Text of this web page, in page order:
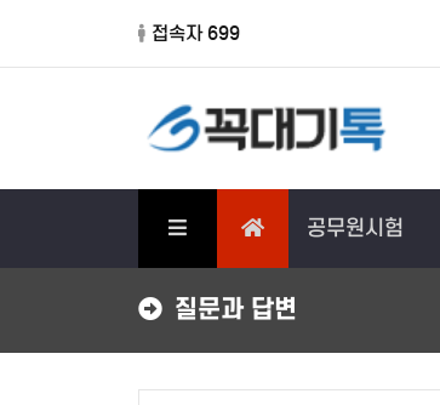
접속자 699
공무원시험
질문과 답변